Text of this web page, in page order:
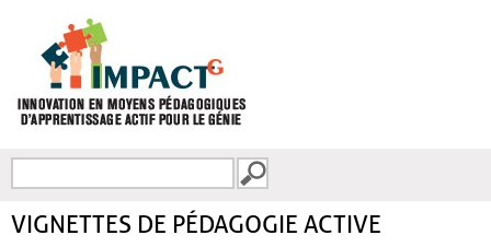
FORMULAIRE DE
VIGNETTES DE PÉDAGOGIE ACTIVE